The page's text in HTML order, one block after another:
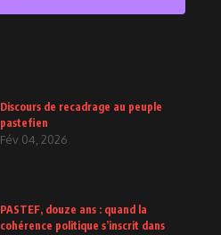
Discours de recadrage au peuple
pastefien
Fév 04, 2026
PASTEF, douze ans : quand la
cohérence politique s’inscrit dans